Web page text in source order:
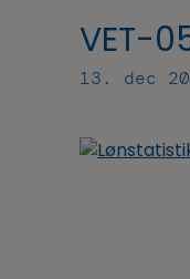
VET-
13. dec